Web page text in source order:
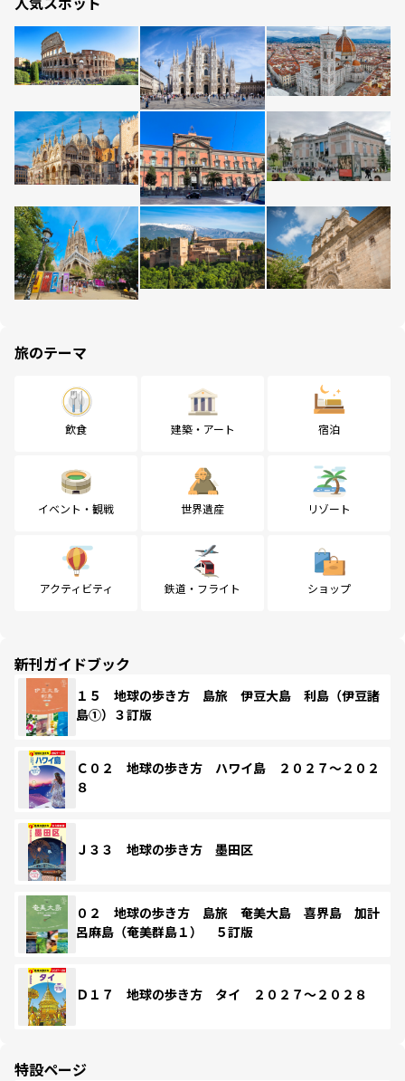
旅のテーマ
飲食 建築・アート 宿泊
イベント・観戦 世界遺産 リゾート
アクティビティ 鉄道・フライト ショップ
新刊ガイドブック
１５ 地球の歩き方 島旅 伊豆大島 利島（伊豆諸
島①）３訂版
Ｃ０２ 地球の歩き方 ハワイ島 ２０２７～２０２
８
Ｊ３３ 地球の歩き方 墨田区
０２ 地球の歩き方 島旅 奄美大島 喜界島 加計
呂麻島（奄美群島１） ５訂版
Ｄ１７ 地球の歩き方 タイ ２０２７～２０２８
特設ページ